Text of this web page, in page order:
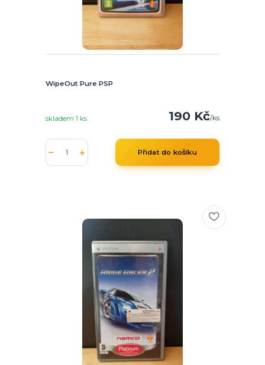
WipeOut Pure PSP
190 Kč/ks
skladem 1 ks
Přidat do košíku